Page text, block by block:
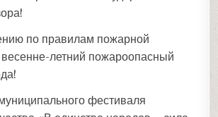
по правилам пожарной
весенне-летний пожароопасный
фестиваля